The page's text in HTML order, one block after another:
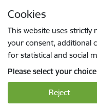
Cookies
This website uses strictly
your consent, additional
for statistical and social
Please select your
Reject